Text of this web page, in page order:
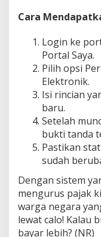
Cara
Login ke
Portal Saya.
Pilih opsi
Elektronik.
Isi rincian
baru.
Setelah
bukti tanda
Pastikan
sudah
Dengan sistem
mengurus pajak
warga negara
lewat calo! Kalau
bayar lebih? (NR)